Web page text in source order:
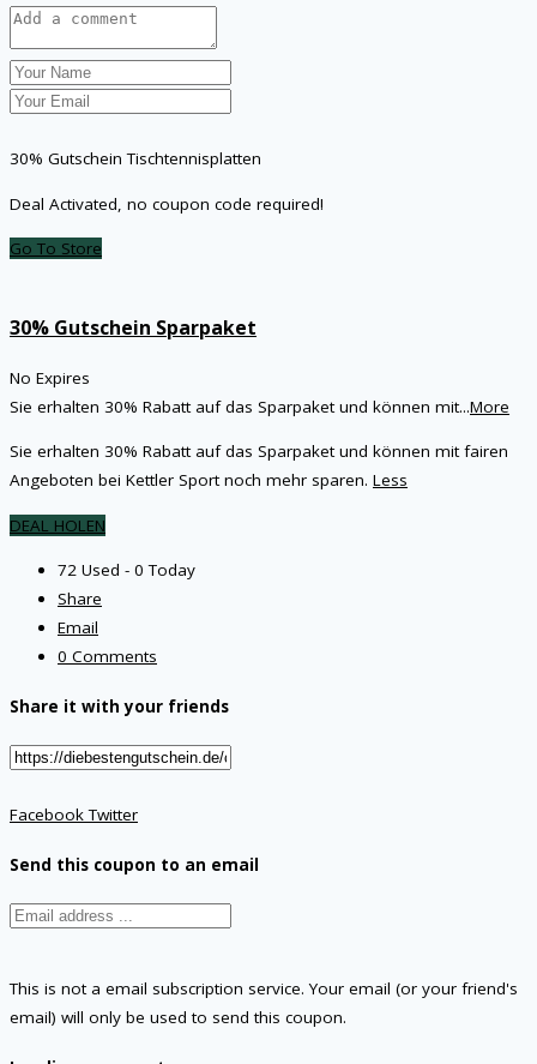
30% Gutschein Tischtennisplatten
Deal Activated, no coupon code required!
Go To Store
30% Gutschein Sparpaket
No Expires
Sie erhalten 30% Rabatt auf das Sparpaket und können mit...More
Sie erhalten 30% Rabatt auf das Sparpaket und können mit fairen
Angeboten bei Kettler Sport noch mehr sparen. Less
DEAL HOLEN
72 Used - 0 Today
Share
Email
0 Comments
Share it with your friends
FacebookTwitter
Send this coupon to an email
This is not a email subscription service. Your email (or your friend's
email) will only be used to send this coupon.